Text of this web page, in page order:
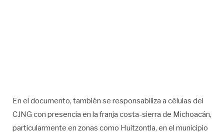
En el documento, también se responsabiliza a células del
CJNG con presencia en la franja costa-sierra de Michoacán,
particularmente en zonas como Huitzontla, en el municipio